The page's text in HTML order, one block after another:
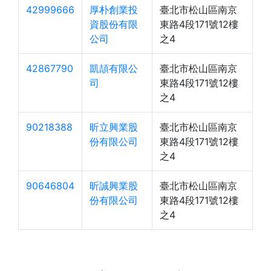
42999666
厚朴創業投
資股份有限
公司
臺北市松山區南京
東路4段171號12樓
之4
42867790
凱頡有限公
司
臺北市松山區南京
東路4段171號12樓
之4
90218388
昕立興業股
份有限公司
臺北市松山區南京
東路4段171號12樓
之4
90646804
昕誠興業股
份有限公司
臺北市松山區南京
東路4段171號12樓
之4